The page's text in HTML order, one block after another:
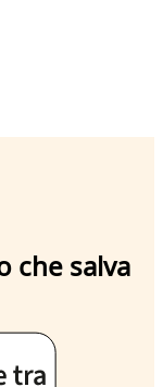
che salva